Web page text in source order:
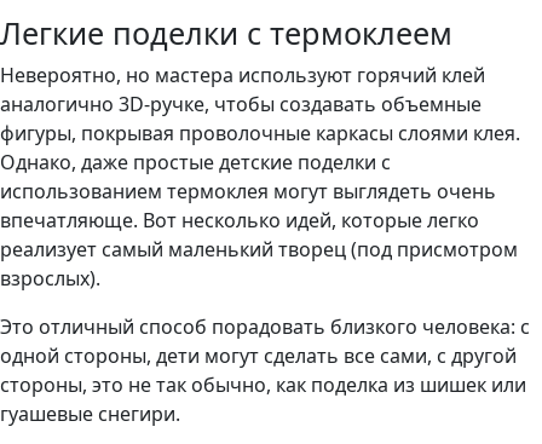
Легкие поделки с термоклеем
Невероятно, но мастера используют горячий клей
аналогично 3D-ручке, чтобы создавать объемные
фигуры, покрывая проволочные каркасы слоями клея.
Однако, даже простые детские поделки с
использованием термоклея могут выглядеть очень
впечатляюще. Вот несколько идей, которые легко
реализует самый маленький творец (под присмотром
взрослых).
Это отличный способ порадовать близкого человека: с
одной стороны, дети могут сделать все сами, с другой
стороны, это не так обычно, как поделка из шишек или
гуашевые снегири.